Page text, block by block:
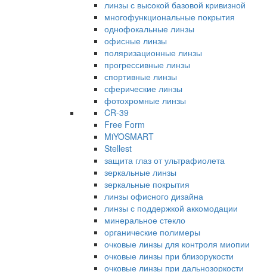
линзы с высокой базовой кривизной
многофункциональные покрытия
однофокальные линзы
офисные линзы
поляризационные линзы
прогрессивные линзы
спортивные линзы
сферические линзы
фотохромные линзы
CR-39
Free Form
MiYOSMART
Stellest
защита глаз от ультрафиолета
зеркальные линзы
зеркальные покрытия
линзы офисного дизайна
линзы с поддержкой аккомодации
минеральное стекло
органические полимеры
очковые линзы для контроля миопии
очковые линзы при близорукости
очковые линзы при дальнозоркости